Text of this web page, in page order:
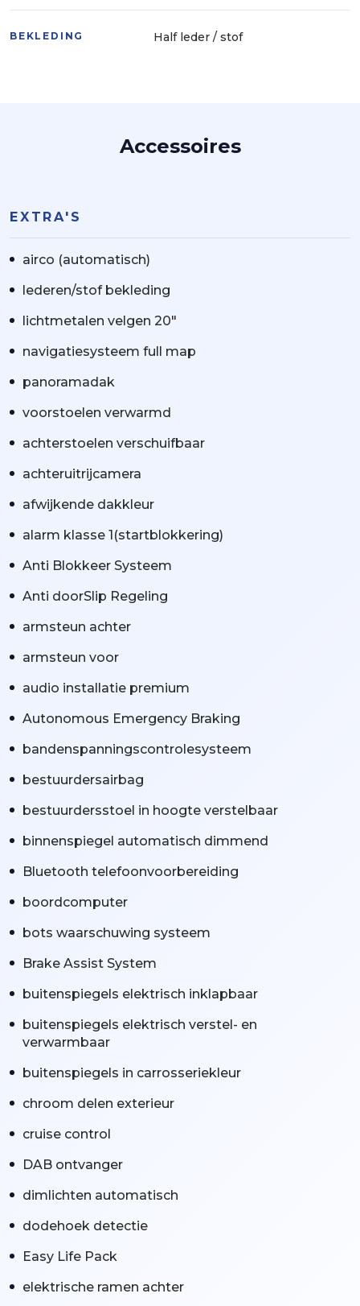
Vertrouw daarom niet alleen op deze informatie,
maar controleer bij aankoop de zaken die uw
BEKLEDING Half leder / stof
Accessoires
EXTRA'S
airco (automatisch)
lederen/stof bekleding
lichtmetalen velgen 20"
navigatiesysteem full map
panoramadak
voorstoelen verwarmd
achterstoelen verschuifbaar
achteruitrijcamera
afwijkende dakkleur
alarm klasse 1(startblokkering)
Anti Blokkeer Systeem
Anti doorSlip Regeling
armsteun achter
armsteun voor
audio installatie premium
Autonomous Emergency Braking
bandenspanningscontrolesysteem
bestuurdersairbag
bestuurdersstoel in hoogte verstelbaar
binnenspiegel automatisch dimmend
Bluetooth telefoonvoorbereiding
boordcomputer
bots waarschuwing systeem
Brake Assist System
buitenspiegels elektrisch inklapbaar
buitenspiegels elektrisch verstel- en
verwarmbaar
buitenspiegels in carrosseriekleur
chroom delen exterieur
cruise control
DAB ontvanger
dimlichten automatisch
dodehoek detectie
Easy Life Pack
elektrische ramen achter